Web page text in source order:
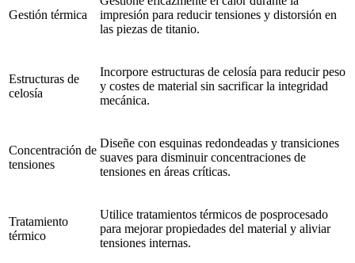
Gestión térmica
impresión para reducir tensiones y distorsión en
las piezas de titanio.
Estructuras de
celosía
Incorpore estructuras de celosía para reducir peso
y costes de material sin sacrificar la integridad
mecánica.
Concentración de
tensiones
Diseñe con esquinas redondeadas y transiciones
suaves para disminuir concentraciones de
tensiones en áreas críticas.
Tratamiento
térmico
Utilice tratamientos térmicos de posprocesado
para mejorar propiedades del material y aliviar
tensiones internas.